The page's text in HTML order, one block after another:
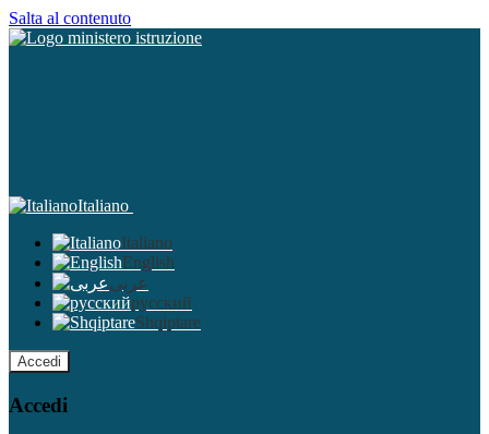
Salta al contenuto
Italiano
Italiano
English
عربى
русский
Shqiptare
Accedi
Accedi